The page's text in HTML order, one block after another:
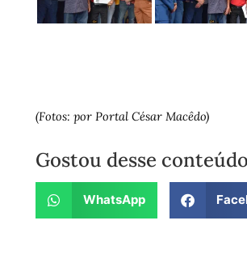
(Fotos: por Portal César Macêdo)
Gostou desse
WhatsApp